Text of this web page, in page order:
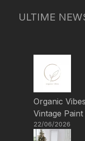
ULTIME
Organic
Vintage
22/06/2026